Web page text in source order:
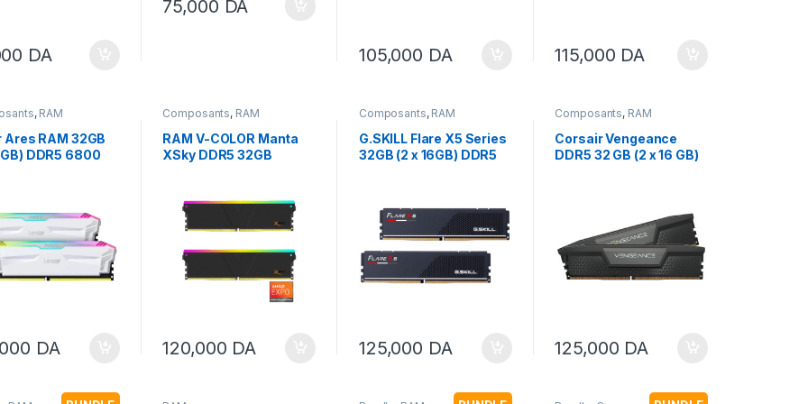
DA
75,000 DA
105,000 DA 115,000 DA
, RAM
Ares RAM 32GB
DDR5 6800
White
DA
Composants, RAM
RAM V-COLOR Manta
XSky DDR5 32GB
AMD EXPO
120,000 DA
Composants, RAM
G.SKILL Flare X5 Series
32GB (2 x 16GB) DDR5
125,000 DA
Composants, RAM
Corsair Vengeance
DDR5 32 GB (2 x 16 GB)
125,000 DA